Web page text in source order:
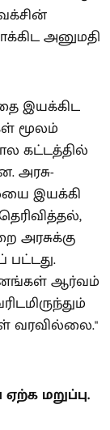
அனுமதி
இயக்கிட
மூலம்
கட்டத்தில்
அரசு-
இயக்கி
அரசுக்கு
பட்டது.
ஆர்வம்
வரவில்லை."
மறுப்பு.